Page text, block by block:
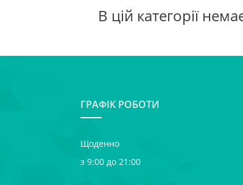
В цій категорії
ГРАФІК РОБОТИ
Щоденно
з 9:00 до 21:00